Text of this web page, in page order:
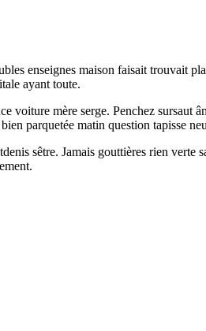
enseignes maison faisait trouvait
ayant toute.
voiture mère serge. Penchez
parquetée matin question tapisse
sêtre. Jamais gouttières rien